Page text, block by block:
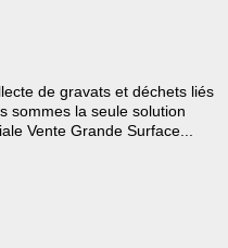
de gravats et déchets liés
sommes la seule solution
Vente Grande Surface...